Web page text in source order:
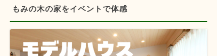
もみの木の家をイベントで体感